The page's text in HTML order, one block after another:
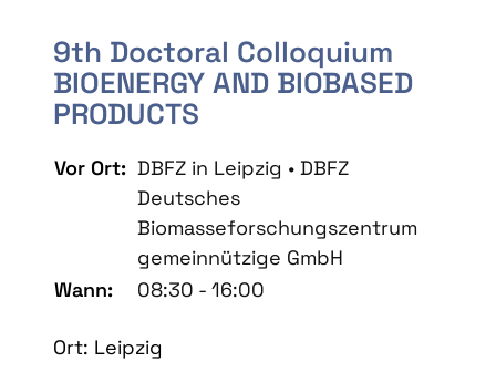
9th Doctoral Colloquium
BIOENERGY AND BIOBASED
PRODUCTS
Vor Ort: DBFZ in Leipzig • DBFZ
Deutsches
Biomasseforschungszentrum
gemeinnützige GmbH
Wann:
08:30 - 16:00
Ort: Leipzig